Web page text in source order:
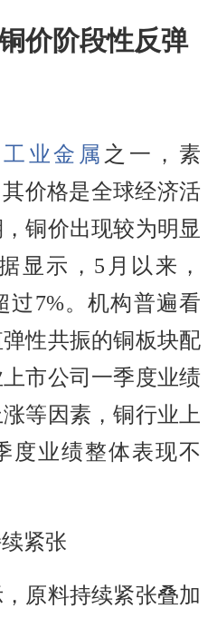
价阶段性反弹
工业金属 之一，素
价格是全球经济活
铜价出现较为明显
显示，5月以来，
过7%。机构普遍看
性共振的铜板块配
市公司一季度业绩
等因素，铜行业上
度业绩整体表现不
紧张
原料持续紧张叠加